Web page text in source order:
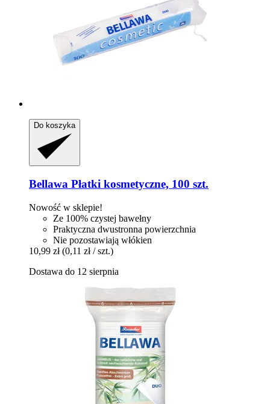
Do koszyka
Bellawa Płatki kosmetyczne, 100 szt.
Nowość w sklepie!
Ze 100% czystej bawełny
Praktyczna dwustronna powierzchnia
Nie pozostawiają włókien
10,99 zł (0,11 zł / szt.)
Dostawa do 12 sierpnia